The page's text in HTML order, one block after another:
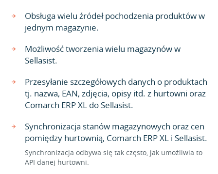
Obsługa wielu źródeł pochodzenia produktów w
jednym magazynie.
Możliwość tworzenia wielu magazynów w
Sellasist.
Przesyłanie szczegółowych danych o produktach
tj. nazwa, EAN, zdjęcia, opisy itd. z hurtowni oraz
Comarch ERP XL do Sellasist.
Synchronizacja stanów magazynowych oraz cen
pomiędzy hurtownią, Comarch ERP XL i Sellasist.
Synchronizacja odbywa się tak często, jak umożliwia to
API danej hurtowni.